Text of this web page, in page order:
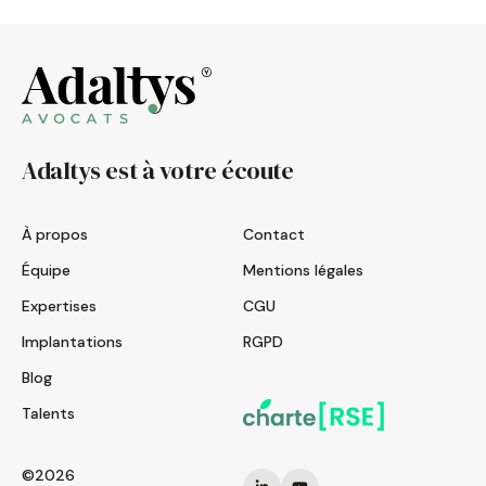
Adaltys est à votre écoute
À propos
Équipe
Expertises
Implantations
Blog
Talents
Contact
Mentions légales
CGU
RGPD
©2026